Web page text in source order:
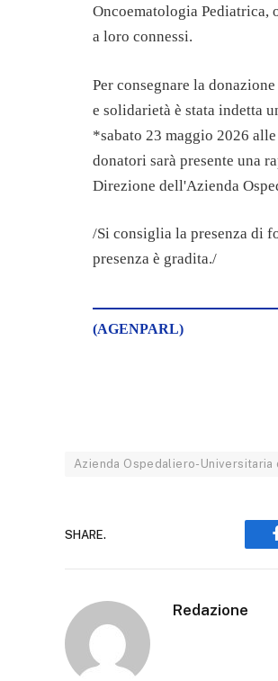
Oncoematologia
a loro connessi.
Per consegnare la
e solidarietà è stata indetta
*sabato 23 maggio 2026
donatori sarà presente una
Direzione dell'Azienda
/Si consiglia la presenza di
presenza è gradita./
(AGENPARL)
Azienda Ospedaliero-Universitaria
SHARE.
Redazione